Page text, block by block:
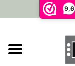
9,6
Home